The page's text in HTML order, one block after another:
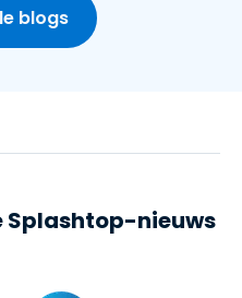
blogs
nieuws